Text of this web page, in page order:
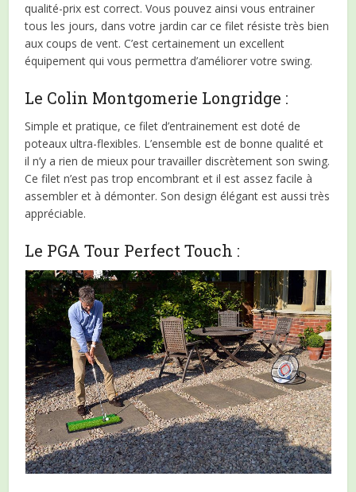
qualité-prix est correct. Vous pouvez ainsi vous entrainer
tous les jours, dans votre jardin car ce filet résiste très bien
aux coups de vent. C’est certainement un excellent
équipement qui vous permettra d’améliorer votre swing.
Le Colin Montgomerie Longridge :
Simple et pratique, ce filet d’entrainement est doté de
poteaux ultra-flexibles. L’ensemble est de bonne qualité et
il n’y a rien de mieux pour travailler discrètement son swing.
Ce filet n’est pas trop encombrant et il est assez facile à
assembler et à démonter. Son design élégant est aussi très
appréciable.
Le PGA Tour Perfect Touch :